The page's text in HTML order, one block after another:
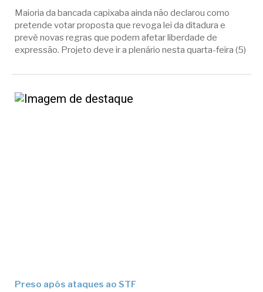
Maioria da bancada capixaba ainda não declarou como
pretende votar proposta que revoga lei da ditadura e
prevê novas regras que podem afetar liberdade de
expressão. Projeto deve ir a plenário nesta quarta-feira (5)
Preso após ataques ao STF